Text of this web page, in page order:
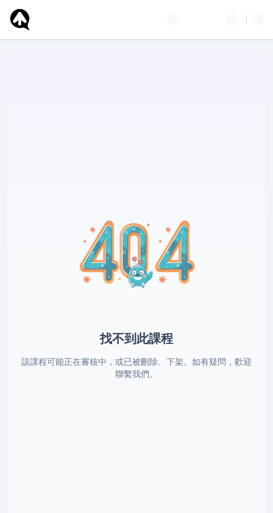
找不到此課程
該課程可能正在審核中，或已被刪除、下架。如有疑問，歡迎
聯繫我們。